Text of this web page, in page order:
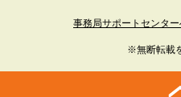
事務局サポートセンタ
※無断転載